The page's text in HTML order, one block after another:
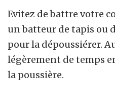
Evitez de battre votre
un batteur de tapis ou
pour la dépoussiérer.
légèrement de temps
la poussière.